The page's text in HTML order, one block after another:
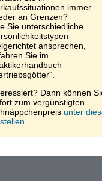
immer
an Grenzen?
Sie unterschiedliche
ansprechen,
Sie im
Dann können
zum vergünstigten
unter